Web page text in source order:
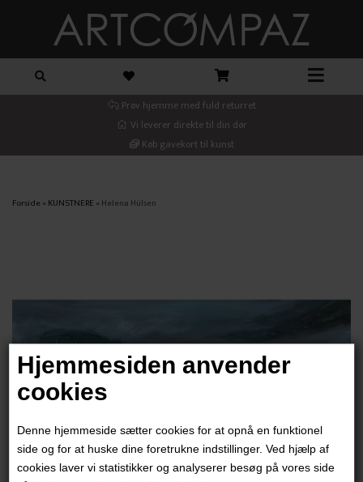
Hjemmesiden anvender
cookies
Denne hjemmeside sætter cookies for at opnå en funktionel
side og for at huske dine foretrukne indstillinger. Ved hjælp af
cookies laver vi statistikker og analyserer besøg på vores side
Prøv hjemme med fuld returret
Vi leverer direkte til din dør
Køb gavekort til kunst
Forside »KUNSTNERE »Helena Hülsen